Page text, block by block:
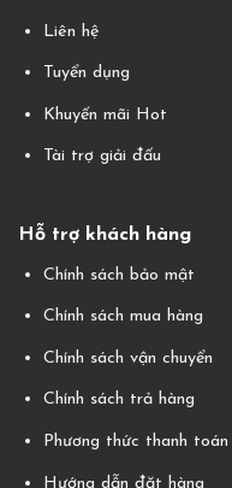
Liên hệ
Tuyển dụng
Khuyến mãi Hot
Tài trợ giải đấu
Hỗ trợ khách hàng
Chính sách bảo mật
Chính sách mua hàng
Chính sách vận chuyển
Chính sách trả hàng
Phương thức thanh toán
Hướng dẫn đặt hàng